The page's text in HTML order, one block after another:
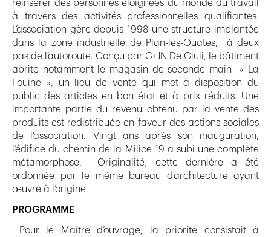
réinsérer des personnes éloignées du monde du travail
à travers des activités professionnelles qualifiantes.
L’association gère depuis 1998 une structure implantée
dans la zone industrielle de Plan-les-Ouates, à deux
pas de l’autoroute. Conçu par G+JN De Giuli, le bâtiment
abrite notamment le magasin de seconde main « La
Fouine », un lieu de vente qui met à disposition du
public des articles en bon état et à prix réduits. Une
importante partie du revenu obtenu par la vente des
produits est redistribuée en faveur des actions sociales
de l’association. Vingt ans après son inauguration,
l’édifice du chemin de la Milice 19 a subi une complète
métamorphose. Originalité, cette dernière a été
ordonnée par le même bureau d’architecture ayant
œuvré à l’origine.
PROGRAMME
Pour le Maître d’ouvrage, la priorité consistait à